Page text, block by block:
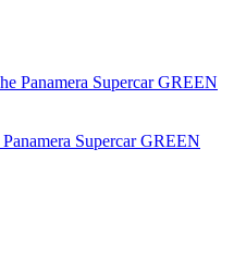
Supercar GREEN